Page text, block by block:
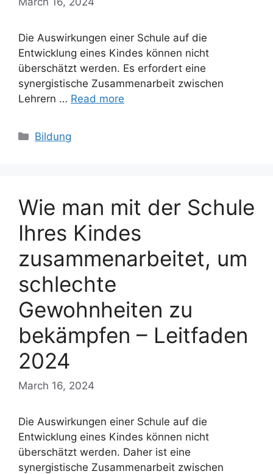
Die Auswirkungen einer Schule auf die
Entwicklung eines Kindes können nicht
überschätzt werden. Es erfordert eine
synergistische Zusammenarbeit zwischen
Lehrern … Read more
Categories
Bildung
Wie man mit der Schule
Ihres Kindes
zusammenarbeitet, um
schlechte
Gewohnheiten zu
bekämpfen – Leitfaden
2024
March 16, 2024
Die Auswirkungen einer Schule auf die
Entwicklung eines Kindes können nicht
überschätzt werden. Daher ist eine
synergistische Zusammenarbeit zwischen